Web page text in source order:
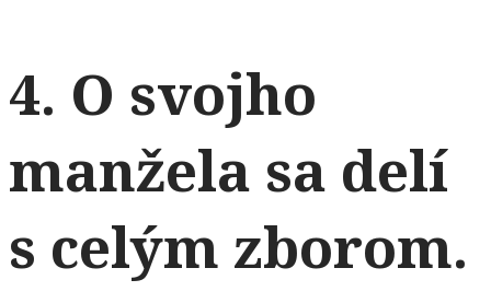
4. O svojho
manžela sa delí
s celým zborom.